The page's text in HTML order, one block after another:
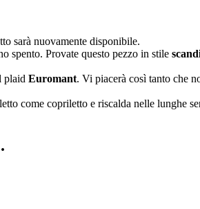
sarà nuovamente disponibile.
spento. Provate questo pezzo in stile
plaid Euromant. Vi piacerà così tanto che
come copriletto e riscalda nelle lunghe